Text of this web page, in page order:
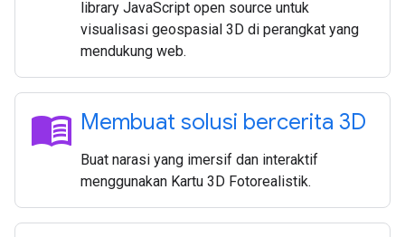
library JavaScript open source untuk
visualisasi geospasial 3D di perangkat yang
mendukung web.
menu_book Membuat solusi bercerita 3D
Buat narasi yang imersif dan interaktif
menggunakan Kartu 3D Fotorealistik.